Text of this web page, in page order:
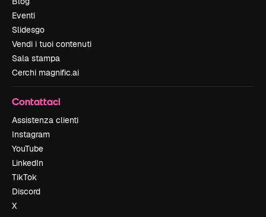
Eventi
Slidesgo
Vendi i tuoi contenuti
Sala stampa
Cerchi magnific.ai
Contattaci
Assistenza clienti
Instagram
YouTube
LinkedIn
TikTok
Discord
X